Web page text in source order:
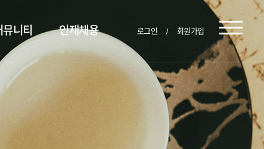
뮤니티 인재채용 로그인 회원가입